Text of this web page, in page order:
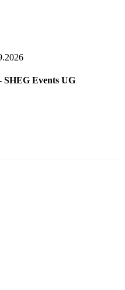
SHEG Events UG